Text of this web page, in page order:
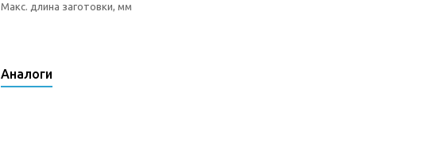
Макс. длина заготовки, мм
Аналоги